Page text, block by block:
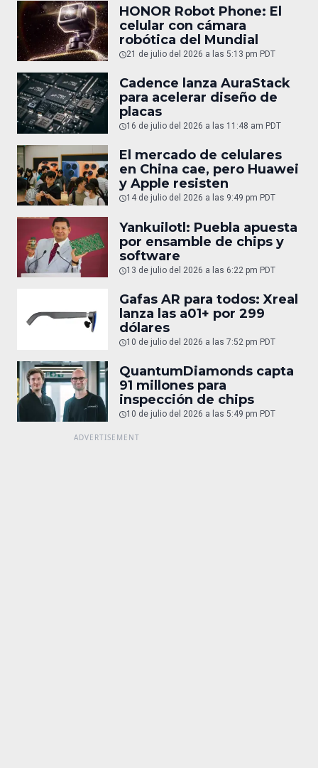
HONOR Robot Phone: El
celular con cámara
robótica del Mundial
21 de julio del 2026 a las 5:13 pm PDT
Cadence lanza AuraStack
para acelerar diseño de
placas
16 de julio del 2026 a las 11:48 am PDT
El mercado de celulares
en China cae, pero Huawei
y Apple resisten
14 de julio del 2026 a las 9:49 pm PDT
Yankuilotl: Puebla apuesta
por ensamble de chips y
software
13 de julio del 2026 a las 6:22 pm PDT
Gafas AR para todos: Xreal
lanza las a01+ por 299
dólares
10 de julio del 2026 a las 7:52 pm PDT
QuantumDiamonds capta
91 millones para
inspección de chips
10 de julio del 2026 a las 5:49 pm PDT